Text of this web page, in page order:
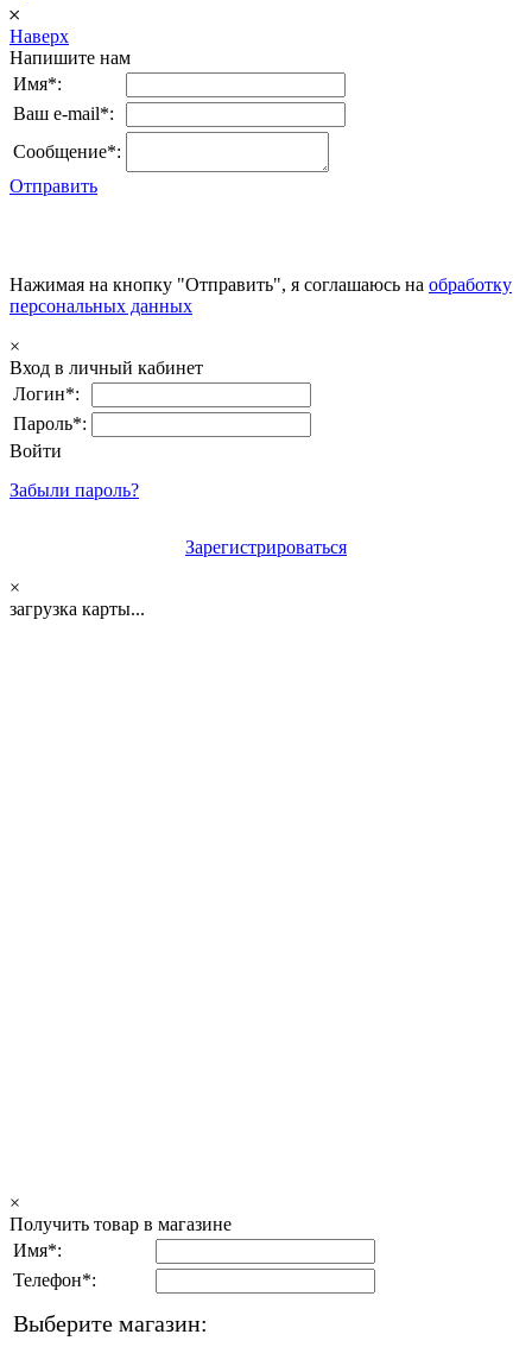
𐄂
Наверх
Напишите нам
Имя*:
Ваш e-mail*:
Сообщение*:
Отправить
Нажимая на кнопку "Отправить", я соглашаюсь на обработку
персональных данных
×
Вход в личный кабинет
Логин*:
Пароль*:
Войти
Забыли пароль?
Зарегистрироваться
×
загрузка карты...
×
Получить товар в магазине
Имя*:
Телефон*:
Выберите магазин: